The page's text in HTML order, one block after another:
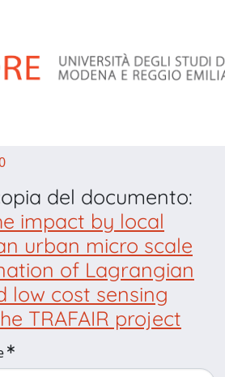
del documento:
impact by local
urban micro scale
of Lagrangian
low cost sensing
TRAFAIR project